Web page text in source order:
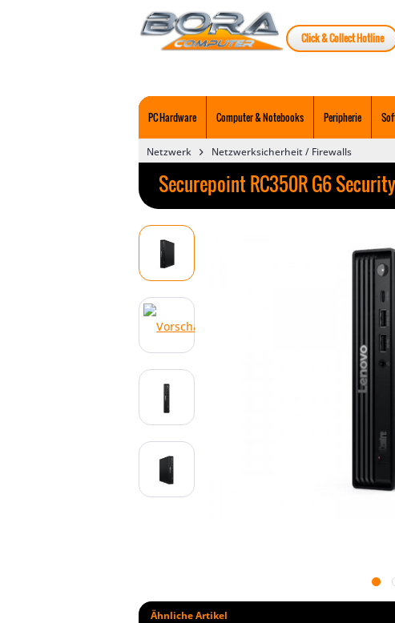
Click & Collect Hotline
PC Hardware Computer & Notebooks Peripherie
Netzwerk Netzwerksicherheit / Firewalls
Securepoint RC350R G6
Ähnliche Artikel